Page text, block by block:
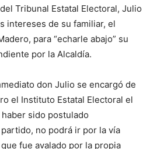
Tribunal Estatal Electoral, Julio
intereses de su familiar, el
para “echarle abajo” su
por la Alcaldía.
don Julio se encargó de
el Instituto Estatal Electoral el
sido postulado
no podrá ir por la vía
fue avalado por la propia